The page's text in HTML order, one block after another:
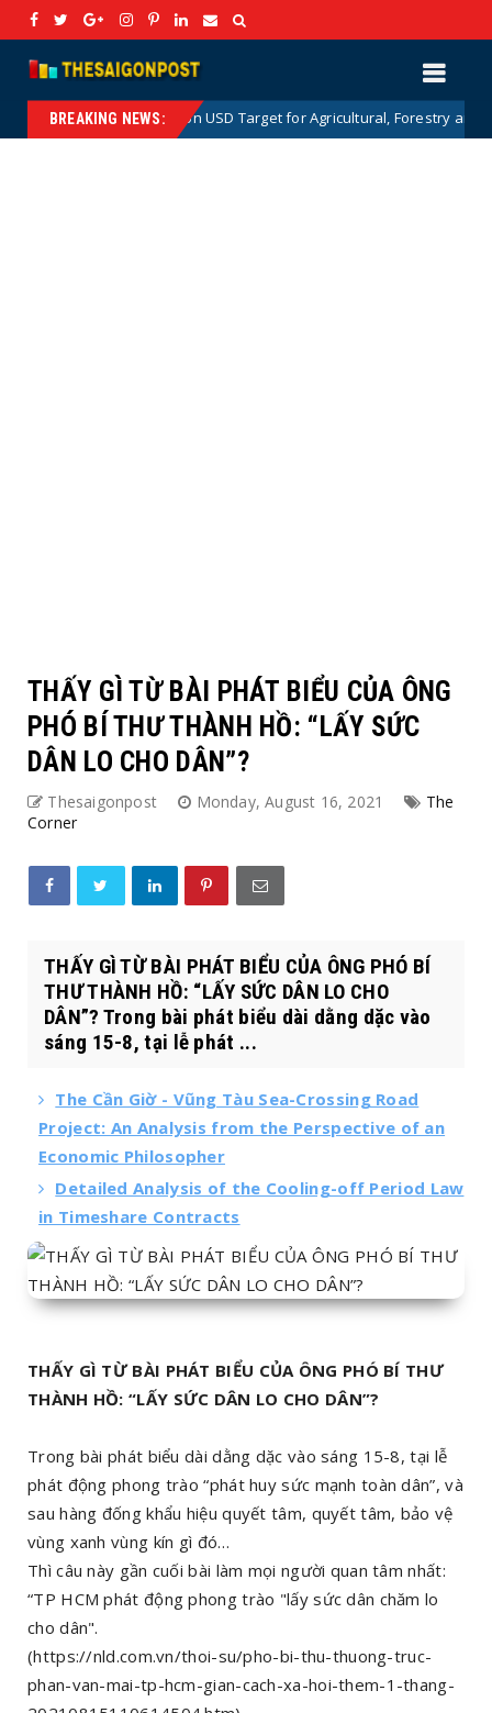
BREAKING NEWS:
The 100 Billion USD Target for Agricultural, Forestry and Aquatic
THẤY GÌ TỪ BÀI PHÁT BIỂU CỦA ÔNG
PHÓ BÍ THƯ THÀNH HỒ: “LẤY SỨC
DÂN LO CHO DÂN”?
Thesaigonpost Monday, August 16, 2021
The
Corner
THẤY GÌ TỪ BÀI PHÁT BIỂU CỦA ÔNG PHÓ BÍ
THƯ THÀNH HỒ: “LẤY SỨC DÂN LO CHO
DÂN”? Trong bài phát biểu dài dằng dặc vào
sáng 15-8, tại lễ phát ...
The Cần Giờ - Vũng Tàu Sea-Crossing Road
Project: An Analysis from the Perspective of an
Economic Philosopher
Detailed Analysis of the Cooling-off Period Law
in Timeshare Contracts
THẤY GÌ TỪ BÀI PHÁT BIỂU CỦA ÔNG PHÓ BÍ THƯ
THÀNH HỒ: “LẤY SỨC DÂN LO CHO DÂN”?
Trong bài phát biểu dài dằng dặc vào sáng 15-8, tại lễ
phát động phong trào “phát huy sức mạnh toàn dân”, và
sau hàng đống khẩu hiệu quyết tâm, quyết tâm, bảo vệ
vùng xanh vùng kín gì đó…
Thì câu này gần cuối bài làm mọi người quan tâm nhất:
“TP HCM phát động phong trào "lấy sức dân chăm lo
cho dân".
(https://nld.com.vn/thoi-su/pho-bi-thu-thuong-truc-
phan-van-mai-tp-hcm-gian-cach-xa-hoi-them-1-thang-